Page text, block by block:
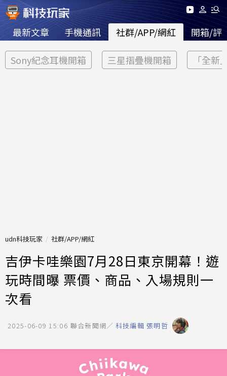
最新文章 手機通訊 社群/APP/網紅 開箱/評
Sony紀念耳機開箱 三星摺疊機開箱 「全新
udn科技玩家 社群/APP/網紅
吉伊卡哇樂園7月28日東京開幕！遊
玩時間曝 票價、商品、入場規則一
次看
2025-06-09 15:06 聯合新聞網／ 科技編輯 張明哲